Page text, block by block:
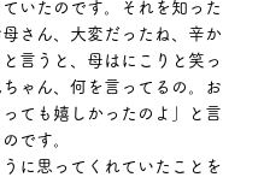
いたのです。それを知った
さん、大変だったね、辛か
言うと、母はにこりと笑っ
ゃん、何を言ってるの。お
ても嬉しかったのよ」と言
です。
に思ってくれていたことを